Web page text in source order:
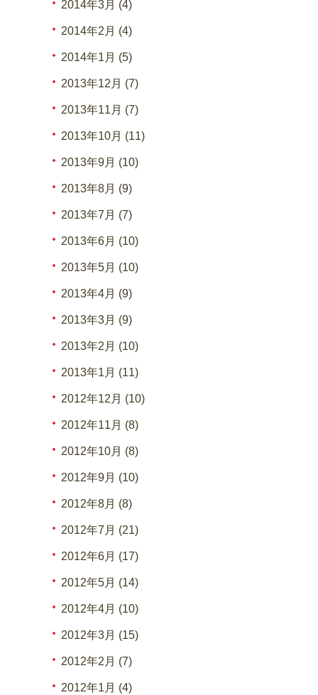
2014年3月 (4)
2014年2月 (4)
2014年1月 (5)
2013年12月 (7)
2013年11月 (7)
2013年10月 (11)
2013年9月 (10)
2013年8月 (9)
2013年7月 (7)
2013年6月 (10)
2013年5月 (10)
2013年4月 (9)
2013年3月 (9)
2013年2月 (10)
2013年1月 (11)
2012年12月 (10)
2012年11月 (8)
2012年10月 (8)
2012年9月 (10)
2012年8月 (8)
2012年7月 (21)
2012年6月 (17)
2012年5月 (14)
2012年4月 (10)
2012年3月 (15)
2012年2月 (7)
2012年1月 (4)